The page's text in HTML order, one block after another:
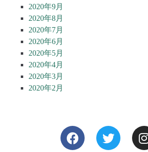
2020年9月
2020年8月
2020年7月
2020年6月
2020年5月
2020年4月
2020年3月
2020年2月